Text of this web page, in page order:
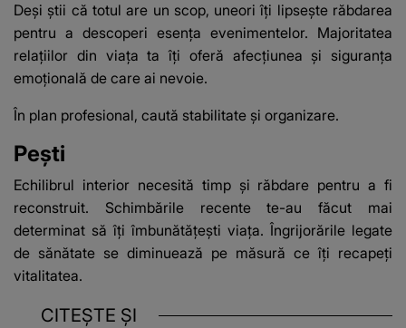
Deși știi că totul are un scop, uneori îți lipsește răbdarea
pentru a descoperi esența evenimentelor. Majoritatea
relațiilor din viața ta îți oferă afecțiunea și siguranța
emoțională de care ai nevoie.
În plan profesional, caută stabilitate și organizare.
Pești
Echilibrul interior necesită timp și răbdare pentru a fi
reconstruit. Schimbările recente te-au făcut mai
determinat să îți îmbunătățești viața. Îngrijorările legate
de sănătate se diminuează pe măsură ce îți recapeți
vitalitatea.
CITEȘTE ȘI